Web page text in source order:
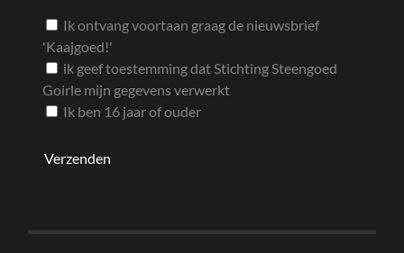
Ik ontvang voortaan graag de nieuwsbrief
'Kaajgoed!'
ik geef toestemming dat Stichting Steengoed
Goirle mijn gegevens verwerkt
Ik ben 16 jaar of ouder